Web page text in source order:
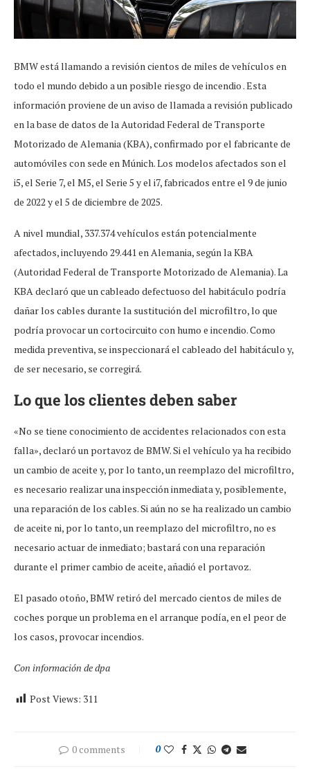
BMW está llamando a revisión cientos de miles de vehículos en
todo el mundo debido a un posible riesgo de incendio . Esta
información proviene de un aviso de llamada a revisión publicado
en la base de datos de la Autoridad Federal de Transporte
Motorizado de Alemania (KBA), confirmado por el fabricante de
automóviles con sede en Múnich. Los modelos afectados son el
i5, el Serie 7, el M5, el Serie 5 y el i7, fabricados entre el 9 de junio
de 2022 y el 5 de diciembre de 2025.
A nivel mundial, 337.374 vehículos están potencialmente
afectados, incluyendo 29.441 en Alemania, según la KBA
(Autoridad Federal de Transporte Motorizado de Alemania). La
KBA declaró que un cableado defectuoso del habitáculo podría
dañar los cables durante la sustitución del microfiltro, lo que
podría provocar un cortocircuito con humo e incendio. Como
medida preventiva, se inspeccionará el cableado del habitáculo y,
de ser necesario, se corregirá.
Lo que los clientes deben saber
«No se tiene conocimiento de accidentes relacionados con esta
falla», declaró un portavoz de BMW. Si el vehículo ya ha recibido
un cambio de aceite y, por lo tanto, un reemplazo del microfiltro,
es necesario realizar una inspección inmediata y, posiblemente,
una reparación de los cables. Si aún no se ha realizado un cambio
de aceite ni, por lo tanto, un reemplazo del microfiltro, no es
necesario actuar de inmediato; bastará con una reparación
durante el primer cambio de aceite, añadió el portavoz.
El pasado otoño, BMW retiró del mercado cientos de miles de
coches porque un problema en el arranque podía, en el peor de
los casos, provocar incendios.
Con información de dpa
Post Views: 311
0 comments 0